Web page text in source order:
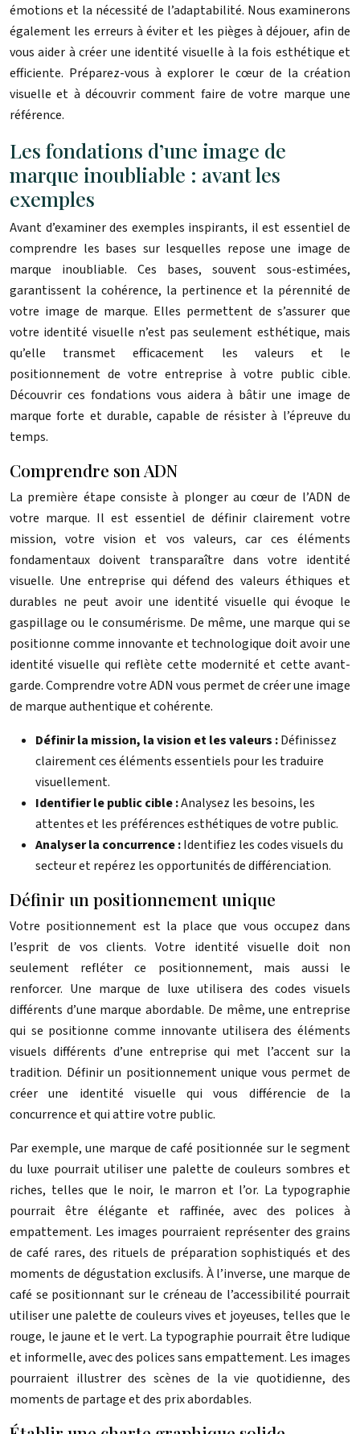
émotions et la nécessité de l’adaptabilité. Nous examinerons
également les erreurs à éviter et les pièges à déjouer, afin de
vous aider à créer une identité visuelle à la fois esthétique et
efficiente. Préparez-vous à explorer le cœur de la création
visuelle et à découvrir comment faire de votre marque une
référence.
Les fondations d’une image de
marque inoubliable : avant les
exemples
Avant d’examiner des exemples inspirants, il est essentiel de
comprendre les bases sur lesquelles repose une image de
marque inoubliable. Ces bases, souvent sous-estimées,
garantissent la cohérence, la pertinence et la pérennité de
votre image de marque. Elles permettent de s’assurer que
votre identité visuelle n’est pas seulement esthétique, mais
qu’elle transmet efficacement les valeurs et le
positionnement de votre entreprise à votre public cible.
Découvrir ces fondations vous aidera à bâtir une image de
marque forte et durable, capable de résister à l’épreuve du
temps.
Comprendre son ADN
La première étape consiste à plonger au cœur de l’ADN de
votre marque. Il est essentiel de définir clairement votre
mission, votre vision et vos valeurs, car ces éléments
fondamentaux doivent transparaître dans votre identité
visuelle. Une entreprise qui défend des valeurs éthiques et
durables ne peut avoir une identité visuelle qui évoque le
gaspillage ou le consumérisme. De même, une marque qui se
positionne comme innovante et technologique doit avoir une
identité visuelle qui reflète cette modernité et cette avant-
garde. Comprendre votre ADN vous permet de créer une image
de marque authentique et cohérente.
Définir la mission, la vision et les valeurs :Définissez
clairement ces éléments essentiels pour les traduire
visuellement.
Identifier le public cible :Analysez les besoins, les
attentes et les préférences esthétiques de votre public.
Analyser la concurrence :Identifiez les codes visuels du
secteur et repérez les opportunités de différenciation.
Définir un positionnement unique
Votre positionnement est la place que vous occupez dans
l’esprit de vos clients. Votre identité visuelle doit non
seulement refléter ce positionnement, mais aussi le
renforcer. Une marque de luxe utilisera des codes visuels
différents d’une marque abordable. De même, une entreprise
qui se positionne comme innovante utilisera des éléments
visuels différents d’une entreprise qui met l’accent sur la
tradition. Définir un positionnement unique vous permet de
créer une identité visuelle qui vous différencie de la
concurrence et qui attire votre public.
Par exemple, une marque de café positionnée sur le segment
du luxe pourrait utiliser une palette de couleurs sombres et
riches, telles que le noir, le marron et l’or. La typographie
pourrait être élégante et raffinée, avec des polices à
empattement. Les images pourraient représenter des grains
de café rares, des rituels de préparation sophistiqués et des
moments de dégustation exclusifs. À l’inverse, une marque de
café se positionnant sur le créneau de l’accessibilité pourrait
utiliser une palette de couleurs vives et joyeuses, telles que le
rouge, le jaune et le vert. La typographie pourrait être ludique
et informelle, avec des polices sans empattement. Les images
pourraient illustrer des scènes de la vie quotidienne, des
moments de partage et des prix abordables.